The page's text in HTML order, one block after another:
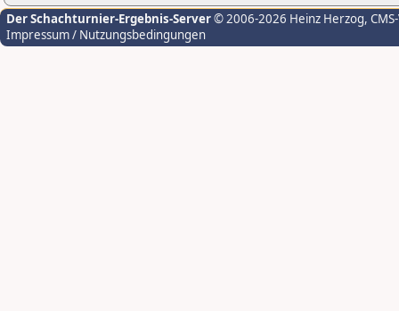
Der Schachturnier-Ergebnis-Server© 2006-2026 Heinz Herzog,
Impressum / Nutzungsbedingungen